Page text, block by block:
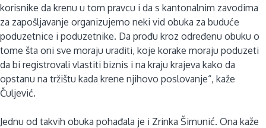
korisnike da krenu u tom pravcu i da s kantonalnim zavodima
za zapošljavanje organizujemo neki vid obuka za buduće
poduzetnice i poduzetnike. Da prođu kroz određenu obuku o
tome šta oni sve moraju uraditi, koje korake moraju poduzeti
da bi registrovali vlastiti biznis i na kraju krajeva kako da
opstanu na tržištu kada krene njihovo poslovanje“, kaže
Čuljević.
Jednu od takvih obuka pohađala je i Zrinka Šimunić. Ona kaže